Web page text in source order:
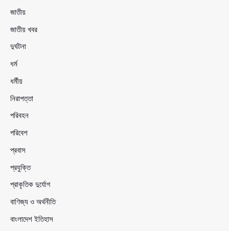
জাতীয়
জাতীয় খবর
দুর্ঘটনা
ধর্ম
ধর্মীয়
নিরাপত্তা
পরিবহন
পরিবেশ
প্রবাস
প্রযুক্তি
প্রাকৃতিক দুর্যোগ
বাণিজ্য ও অর্থনীতি
বাংলাদেশ ইতিহাস